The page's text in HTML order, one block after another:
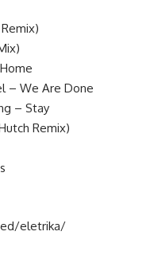
– We Are Done
– Stay
Remix)
eletrika/